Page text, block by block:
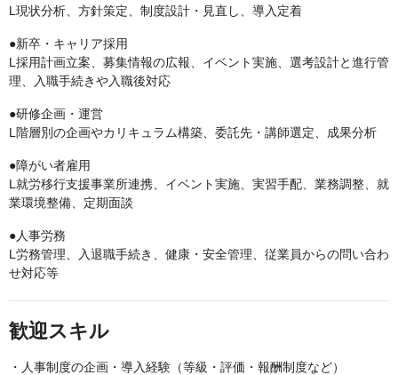
L現状分析、方針策定、制度設計・見直し、導入定着
●新卒・キャリア採用
L採用計画立案、募集情報の広報、イベント実施、選考設計と進行管
理、入職手続きや入職後対応
●研修企画・運営
L階層別の企画やカリキュラム構築、委託先・講師選定、成果分析
●障がい者雇用
L就労移行支援事業所連携、イベント実施、実習手配、業務調整、就
業環境整備、定期面談
●人事労務
L労務管理、入退職手続き、健康・安全管理、従業員からの問い合わ
せ対応等
歓迎スキル
・人事制度の企画・導入経験（等級・評価・報酬制度など）